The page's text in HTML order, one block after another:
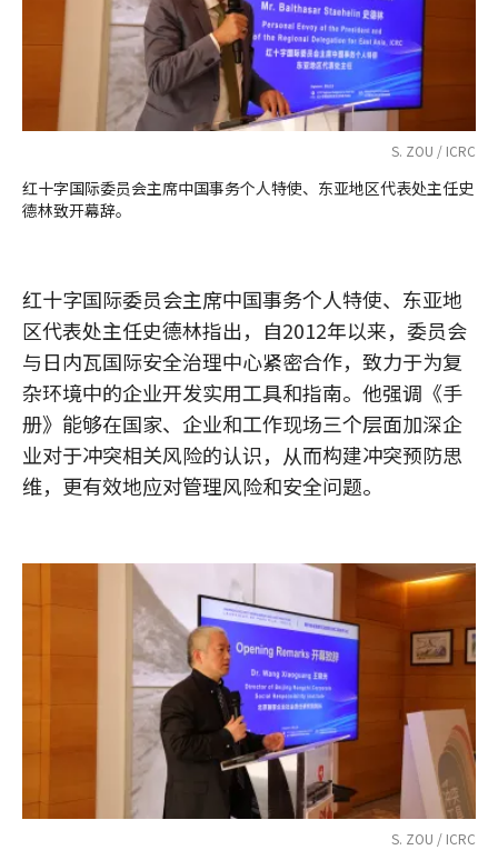
S. ZOU / ICRC
红十字国际委员会主席中国事务个人特使、东亚地区代表处主任史
德林致开幕辞。
红十字国际委员会主席中国事务个人特使、东亚地
区代表处主任史德林指出，自2012年以来，委员会
与日内瓦国际安全治理中心紧密合作，致力于为复
杂环境中的企业开发实用工具和指南。他强调《手
册》能够在国家、企业和工作现场三个层面加深企
业对于冲突相关风险的认识，从而构建冲突预防思
维，更有效地应对管理风险和安全问题。
S. ZOU / ICRC